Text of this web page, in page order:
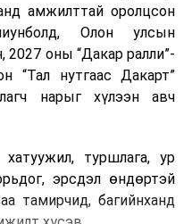
амжилттай оролцсон
Олон улсын
оны “Дакар ралли”-
“Тал нутгаас Дакарт”
нарыг хүлээн авч
туршлага, ур
эрсдэл өндөртэй
тамирчид, багийнханд